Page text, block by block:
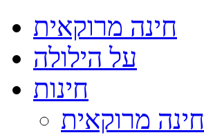
חינה מרוקאית
על הילולה
חינות
חינה מרוקאית